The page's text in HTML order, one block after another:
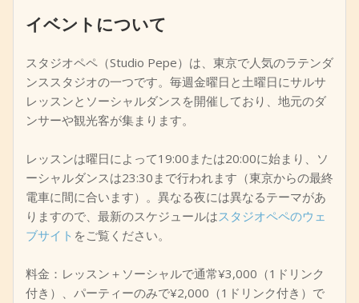
イベントについて
スタジオペペ（Studio Pepe）は、東京で人気のラテンダ
ンススタジオの一つです。毎週金曜日と土曜日にサルサ
レッスンとソーシャルダンスを開催しており、地元のダ
ンサーや観光客が集まります。
レッスンは曜日によって19:00または20:00に始まり、ソ
ーシャルダンスは23:30まで行われます（東京からの最終
電車に間に合います）。異なる夜には異なるテーマがあ
りますので、最新のスケジュールはスタジオペペのウェ
ブサイト をご覧ください。
料金：レッスン＋ソーシャルで通常¥3,000（1ドリンク
付き）、パーティーのみで¥2,000（1ドリンク付き）で